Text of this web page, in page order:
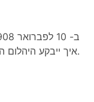
איך ייבקע היהלום הזה של קולינן.